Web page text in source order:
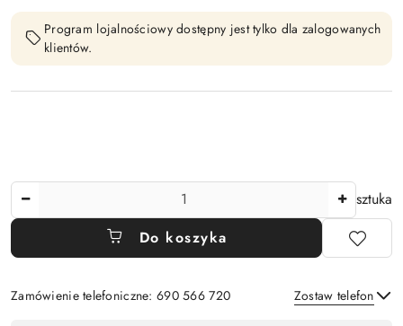
Program lojalnościowy dostępny jest tylko dla zalogowanych
klientów.
sztuka
Do koszyka
Zamówienie telefoniczne: 690 566 720 Zostaw telefon